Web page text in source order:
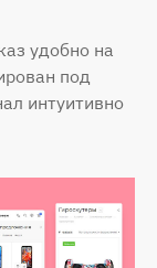
удобно на
под
интуитивно